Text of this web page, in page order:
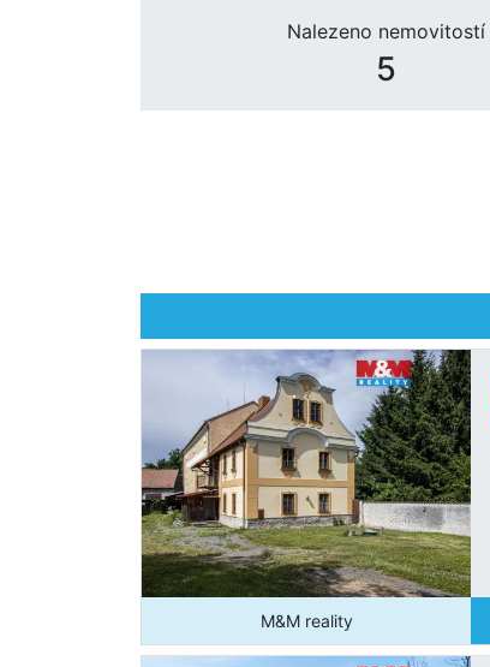
Nalezeno nemovitostí
5
M&M reality